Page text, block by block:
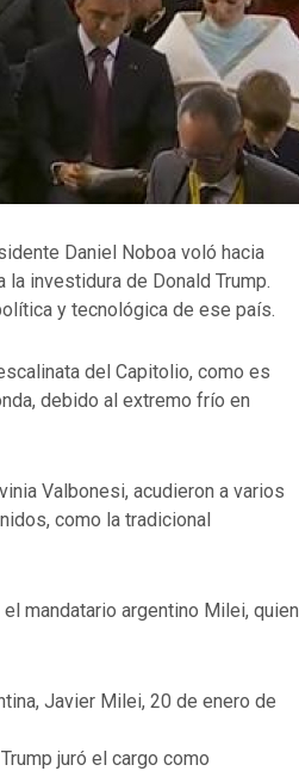
Daniel Noboa voló hacia
investidura de Donald Trump.
y tecnológica de ese país.
del Capitolio, como es
debido al extremo frío en
Valbonesi, acudieron a varios
como la tradicional
mandatario argentino Milei, quien
Javier Milei, 20 de enero de
juró el cargo como